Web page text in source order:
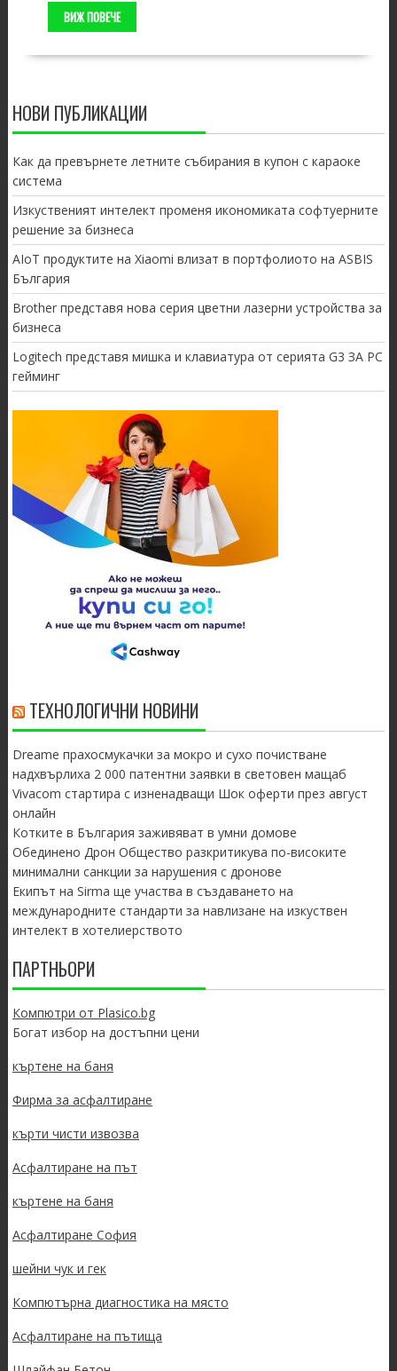
ВИЖ ПОВЕЧЕ
НОВИ ПУБЛИКАЦИИ
Как да превърнете летните събирания в купон с караоке
система
Изкуственият интелект променя икономиката софтуерните
решение за бизнеса
AIoT продуктите на Xiaomi влизат в портфолиото на ASBIS
България
Brother представя нова серия цветни лазерни устройства за
бизнеса
Logitech представя мишка и клавиатура от серията G3 ЗА PC
гейминг
ТЕХНОЛОГИЧНИ НОВИНИ
Dreame прахосмукачки за мокро и сухо почистване
надхвърлиха 2 000 патентни заявки в световен мащаб
Vivacom стартира с изненадващи Шок оферти през август
онлайн
Котките в България заживяват в умни домове
Обединено Дрон Общество разкритикува по-високите
минимални санкции за нарушения с дронове
Екипът на Sirma ще участва в създаването на
международните стандарти за навлизане на изкуствен
интелект в хотелиерството
ПАРТНЬОРИ
Компютри от Plasico.bg
Богат избор на достъпни цени
къртене на баня
Фирма за асфалтиране
кърти чисти извозва
Асфалтиране на път
къртене на баня
Асфалтиране София
шейни чук и гек
Компютърна диагностика на място
Асфалтиране на пътища